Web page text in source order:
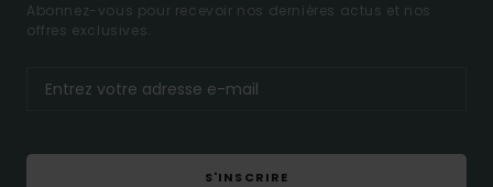
Abonnez-vous pour recevoir nos dernières actus et nos
offres exclusives.
S'INSCRIRE